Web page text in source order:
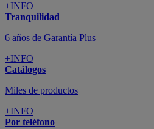
+INFO
Tranquilidad
6 años de Garantía Plus
+INFO
Catálogos
Miles de productos
+INFO
Por teléfono